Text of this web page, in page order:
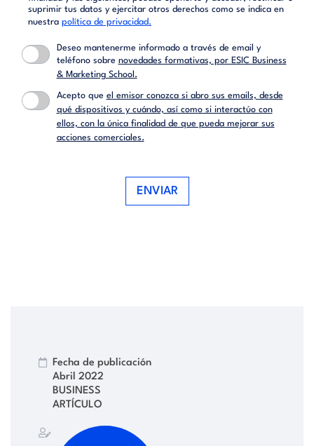
suprimir tus datos y ejercitar otros derechos como se indica en
nuestra política de privacidad.
Deseo mantenerme informado a través de email y
teléfono sobre novedades formativas, por ESIC Business
& Marketing School.
Acepto que el emisor conozca si abro sus emails, desde
qué dispositivos y cuándo, así como si interactúo con
ellos, con la única finalidad de que pueda mejorar sus
acciones comerciales.
ENVIAR
Fecha de publicación
Abril 2022
BUSINESS
ARTÍCULO